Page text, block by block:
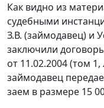
Как видно из
судебными
З.В. (займодавец) и
заключили
от 11.02.2004 (том
займодавец
заем в размере 15